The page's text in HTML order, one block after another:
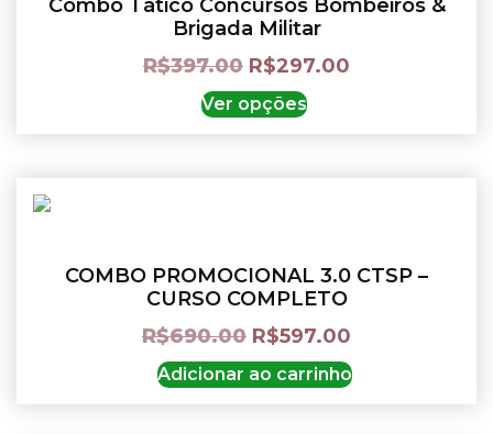
Combo Tático Concursos Bombeiros &
Brigada Militar
R$397.00 R$297.00
Ver opções
COMBO PROMOCIONAL 3.0 CTSP –
CURSO COMPLETO
R$690.00 R$597.00
Adicionar ao carrinho